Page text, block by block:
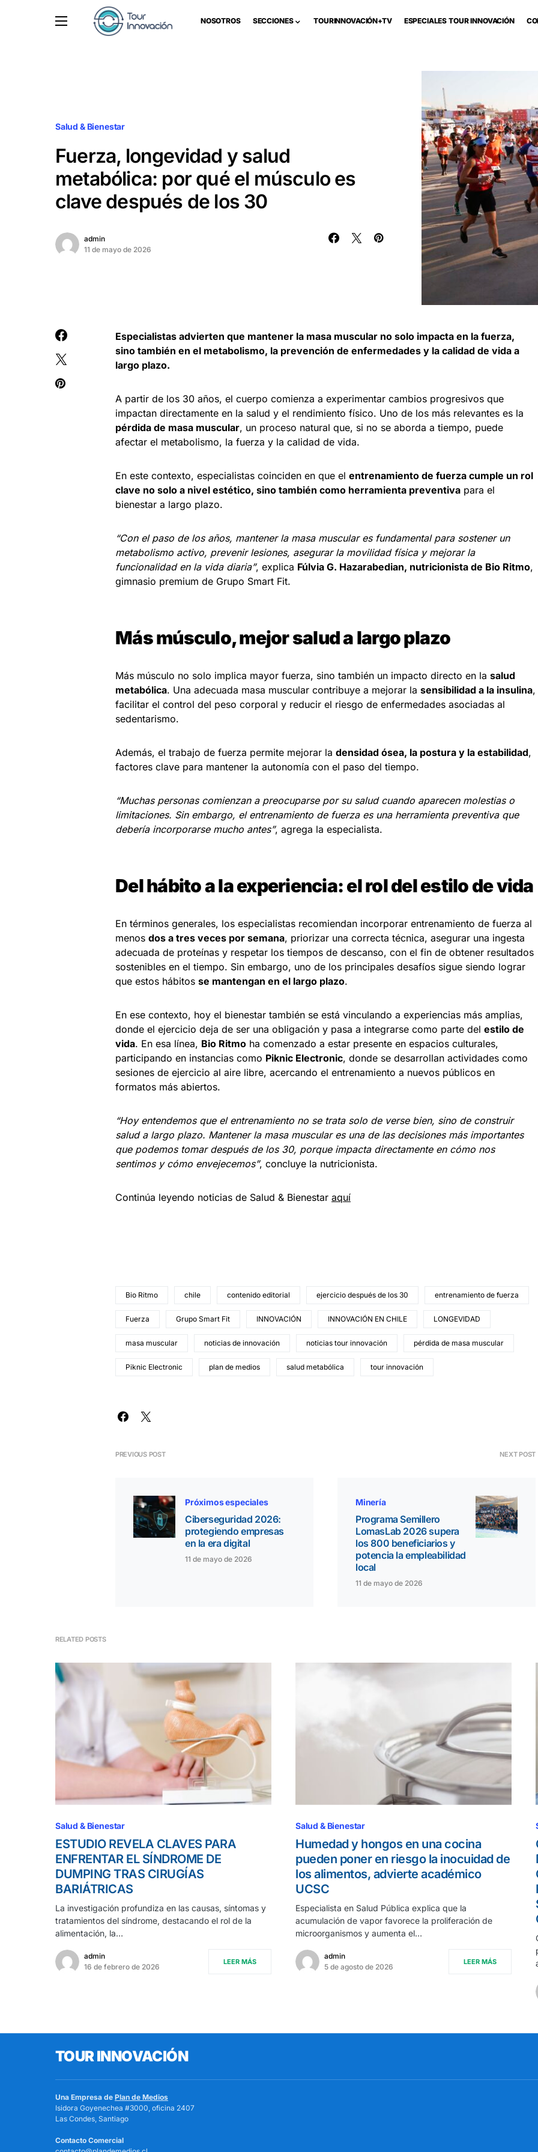
NOSOTROS SECCIONES TOURINNOVACIÓN+TV ESPECIALES TOUR INNOVACIÓN
Salud & Bienestar
Fuerza, longevidad y salud
metabólica: por qué el músculo es
clave después de los 30
admin
11 de mayo de 2026
Especialistas advierten que mantener la masa muscular no solo impacta en la fuerza,
sino también en el metabolismo, la prevención de enfermedades y la calidad de vida a
largo plazo.
A partir de los 30 años, el cuerpo comienza a experimentar cambios progresivos que
impactan directamente en la salud y el rendimiento físico. Uno de los más relevantes es la
pérdida de masa muscular, un proceso natural que, si no se aborda a tiempo, puede
afectar el metabolismo, la fuerza y la calidad de vida.
En este contexto, especialistas coinciden en que el entrenamiento de fuerza cumple un rol
clave no solo a nivel estético, sino también como herramienta preventiva para el
bienestar a largo plazo.
“Con el paso de los años, mantener la masa muscular es fundamental para sostener un
metabolismo activo, prevenir lesiones, asegurar la movilidad física y mejorar la
funcionalidad en la vida diaria”, explica Fúlvia G. Hazarabedian, nutricionista de Bio Ritmo,
gimnasio premium de Grupo Smart Fit.
Más músculo, mejor salud a largo plazo
Más músculo no solo implica mayor fuerza, sino también un impacto directo en la salud
metabólica. Una adecuada masa muscular contribuye a mejorar la sensibilidad a la insulina,
facilitar el control del peso corporal y reducir el riesgo de enfermedades asociadas al
sedentarismo.
Además, el trabajo de fuerza permite mejorar la densidad ósea, la postura y la estabilidad,
factores clave para mantener la autonomía con el paso del tiempo.
“Muchas personas comienzan a preocuparse por su salud cuando aparecen molestias o
limitaciones. Sin embargo, el entrenamiento de fuerza es una herramienta preventiva que
debería incorporarse mucho antes”, agrega la especialista.
Del hábito a la experiencia: el rol del estilo de vida
En términos generales, los especialistas recomiendan incorporar entrenamiento de fuerza al
menos dos a tres veces por semana, priorizar una correcta técnica, asegurar una ingesta
adecuada de proteínas y respetar los tiempos de descanso, con el fin de obtener resultados
sostenibles en el tiempo. Sin embargo, uno de los principales desafíos sigue siendo lograr
que estos hábitos se mantengan en el largo plazo.
En ese contexto, hoy el bienestar también se está vinculando a experiencias más amplias,
donde el ejercicio deja de ser una obligación y pasa a integrarse como parte del estilo de
vida. En esa línea, Bio Ritmo ha comenzado a estar presente en espacios culturales,
participando en instancias como Piknic Electronic, donde se desarrollan actividades como
sesiones de ejercicio al aire libre, acercando el entrenamiento a nuevos públicos en
formatos más abiertos.
“Hoy entendemos que el entrenamiento no se trata solo de verse bien, sino de construir
salud a largo plazo. Mantener la masa muscular es una de las decisiones más importantes
que podemos tomar después de los 30, porque impacta directamente en cómo nos
sentimos y cómo envejecemos”, concluye la nutricionista.
Continúa leyendo noticias de Salud & Bienestar aquí
Bio Ritmo chile contenido editorial ejercicio después de los 30 entrenamiento de fuerza
Fuerza Grupo Smart Fit INNOVACIÓN INNOVACIÓN EN CHILE LONGEVIDAD
masa muscular noticias de innovación noticias tour innovación pérdida de masa muscular
Piknic Electronic plan de medios salud metabólica tour innovación
PREVIOUS POST
Próximos especiales
Ciberseguridad 2026:
protegiendo empresas
en la era digital
11 de mayo de 2026
NEXT POST
Minería
Programa Semillero
LomasLab 2026 supera
los 800 beneficiarios y
potencia la empleabilidad
local
11 de mayo de 2026
RELATED POSTS
Salud & Bienestar
ESTUDIO REVELA CLAVES PARA
ENFRENTAR EL SÍNDROME DE
DUMPING TRAS CIRUGÍAS
BARIÁTRICAS
La investigación profundiza en las causas, síntomas y
tratamientos del síndrome, destacando el rol de la
alimentación, la…
admin
16 de febrero de 2026
LEER MÁS
Salud & Bienestar
Humedad y hongos en una cocina
pueden poner en riesgo la inocuidad de
los alimentos, advierte académico
UCSC
Especialista en Salud Pública explica que la
acumulación de vapor favorece la proliferación de
microorganismos y aumenta el…
admin
5 de agosto de 2026
LEER MÁS
TOUR INNOVACIÓN
Una Empresa de Plan de Medios
Isidora Goyenechea #3000, oficina 2407
Las Condes, Santiago
Contacto Comercial